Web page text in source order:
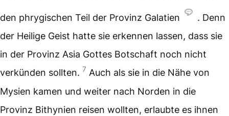
den phrygischen Teil der Provinz Galatien
. Denn
der Heilige Geist hatte sie erkennen lassen, dass sie
in der Provinz Asia Gottes Botschaft noch nicht
verkünden sollten. 7 Auch als sie in die Nähe von
Mysien kamen und weiter nach Norden in die
Provinz Bithynien reisen wollten, erlaubte es ihnen